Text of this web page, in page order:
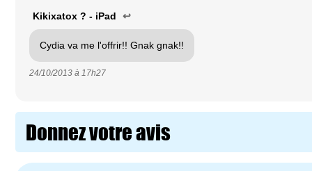
Kikixatox ? - iPad ↩
Cydia va me l'offrir!! Gnak gnak!!
24/10/2013 à 17h27
Donnez votre avis